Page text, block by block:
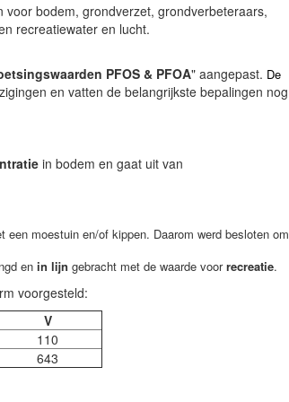
bodem, grondverzet, grondverbeteraars,
recreatiewater en lucht.
PFOS & PFOA" aangepast. De
en vatten de belangrijkste bepalingen nog
in bodem en gaat uit van
moestuin en/of kippen. Daarom werd besloten om
en in lijn gebracht met de waarde voorrecreatie.
voorgesteld:
V
110
643